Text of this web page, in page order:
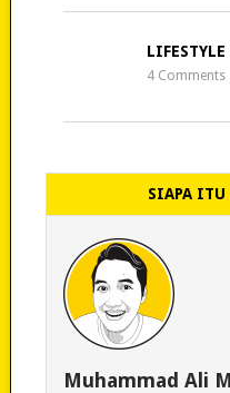
4 Comments
SIAPA ITU
Muhammad Ali